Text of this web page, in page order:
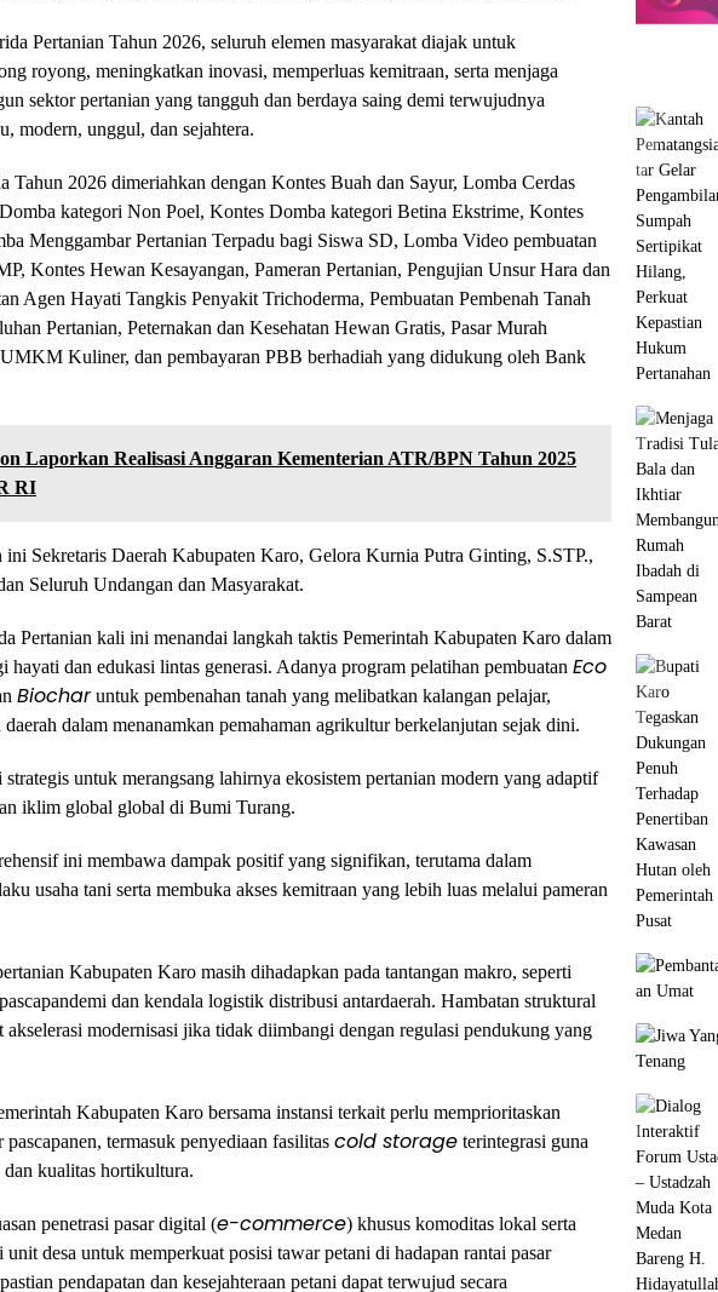
Pertanian Tahun 2026, seluruh elemen masyarakat diajak untuk
royong, meningkatkan inovasi, memperluas kemitraan, serta menjaga
sektor pertanian yang tangguh dan berdaya saing demi terwujudnya
modern, unggul, dan sejahtera.
Tahun 2026 dimeriahkan dengan Kontes Buah dan Sayur, Lomba Cerdas
kategori Non Poel, Kontes Domba kategori Betina Ekstrime, Kontes
Menggambar Pertanian Terpadu bagi Siswa SD, Lomba Video pembuatan
Kontes Hewan Kesayangan, Pameran Pertanian, Pengujian Unsur Hara dan
Agen Hayati Tangkis Penyakit Trichoderma, Pembuatan Pembenah Tanah
Pertanian, Peternakan dan Kesehatan Hewan Gratis, Pasar Murah
Kuliner, dan pembayaran PBB berhadiah yang didukung oleh Bank
Laporkan Realisasi Anggaran Kementerian ATR/BPN Tahun 2025
RI
ini Sekretaris Daerah Kabupaten Karo, Gelora Kurnia Putra Ginting, S.STP.,
Seluruh Undangan dan Masyarakat.
Pertanian kali ini menandai langkah taktis Pemerintah Kabupaten Karo dalam
hayati dan edukasi lintas generasi. Adanya program pelatihan pembuatan Eco
Biocharuntuk pembenahan tanah yang melibatkan kalangan pelajar,
dalam menanamkan pemahaman agrikultur berkelanjutan sejak dini.
untuk merangsang lahirnya ekosistem pertanian modern yang adaptif
iklim global global di Bumi Turang.
ini membawa dampak positif yang signifikan, terutama dalam
usaha tani serta membuka akses kemitraan yang lebih luas melalui pameran
Kabupaten Karo masih dihadapkan pada tantangan makro, seperti
dan kendala logistik distribusi antardaerah. Hambatan struktural
akselerasi modernisasi jika tidak diimbangi dengan regulasi pendukung yang
Kabupaten Karo bersama instansi terkait perlu memprioritaskan
termasuk penyediaan fasilitas cold storage terintegrasi guna
dan kualitas hortikultura.
penetrasi pasar digital (e-commerce) khusus komoditas lokal serta
unit desa untuk memperkuat posisi tawar petani di hadapan rantai pasar
pendapatan dan kesejahteraan petani dapat terwujud secara